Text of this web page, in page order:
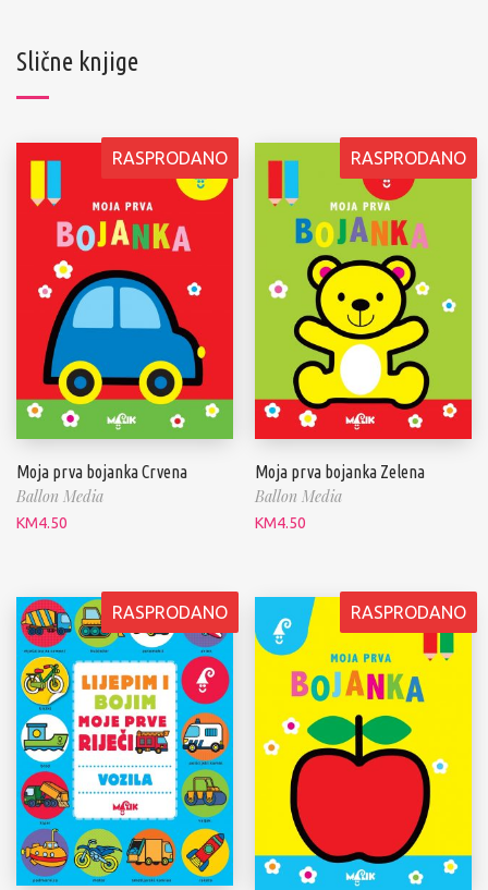
Slične knjige
RASPRODANO
Moja prva bojanka Crvena
Ballon Media
KM4.50
RASPRODANO
Moja prva bojanka Zelena
Ballon Media
KM4.50
RASPRODANO RASPRODANO